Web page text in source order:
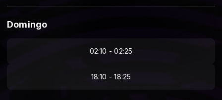
Domingo
02:10 - 02:25
18:10 - 18:25